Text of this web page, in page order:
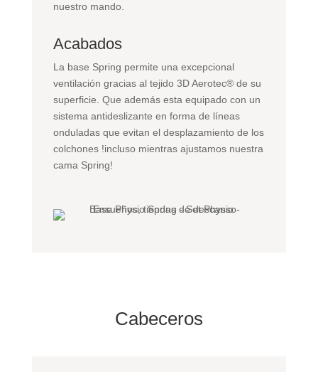
nuestro mando.
Acabados
La base Spring permite una excepcional
ventilación gracias al tejido 3D Aerotec® de su
superficie. Que además esta equipado con un
sistema antideslizante en forma de líneas
onduladas que evitan el desplazamiento de los
colchones !incluso mientras ajustamos nuestra
cama Spring!
Cabeceros